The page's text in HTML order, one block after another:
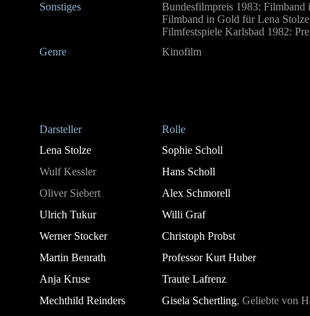
Sonstiges
Bundesfilmpreis 1983:
Filmband in Gold für Lena
Filmfestspiele Karlsbad 1982:
Genre
Kinofilm
Darsteller
Rolle
Lena Stolze
Sophie Scholl
Wulf Kessler
Hans Scholl
Oliver Siebert
Alex Schmorell
Ulrich Tukur
Willi Graf
Werner Stocker
Christoph Probst
Martin Benrath
Professor Kurt Huber
Anja Kruse
Traute Lafrenz
Mechthild Reinders
Gisela Schertling, Geliebte von